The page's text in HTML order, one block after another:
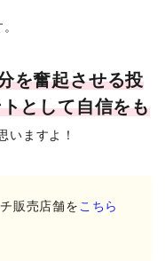
を奮起させる投
として自信をも
いますよ！
販売店舗を こちら